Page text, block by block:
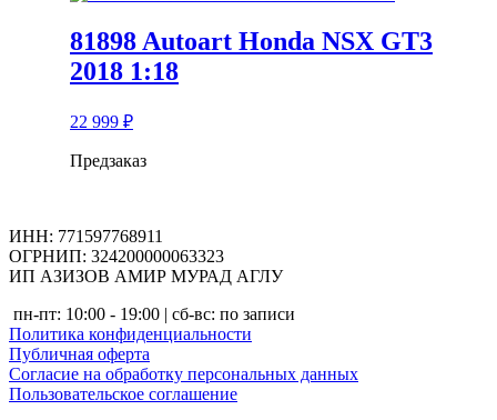
81898 Autoart Honda NSX GT3
2018 1:18
22 999 ₽
Предзаказ
ИНН: 771597768911
ОГРНИП: 324200000063323
ИП АЗИЗОВ АМИР МУРАД АГЛУ
пн-пт: 10:00 - 19:00 | сб-вс: по записи
Политика конфиденциальности
Публичная оферта
Согласие на обработку персональных данных
Пользовательское соглашение